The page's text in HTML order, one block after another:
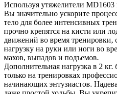
Используя утяжелители
Вы значительно ускорите
тело для более интенсивных
прочно крепятся на кисти или
движений во время тренировки,
нагрузку на руки или ноги во
махов, выпадов и подъемов.
Дополнительная нагрузка в 2 кг.
только на тренировках
начинающих энтузиастов.